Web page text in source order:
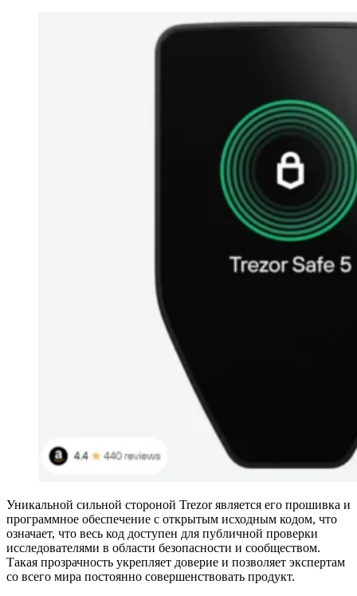
Уникальной сильной стороной Trezor является его прошивка и
программное обеспечение с открытым исходным кодом, что
означает, что весь код доступен для публичной проверки
исследователями в области безопасности и сообществом.
Такая прозрачность укрепляет доверие и позволяет экспертам
со всего мира постоянно совершенствовать продукт.